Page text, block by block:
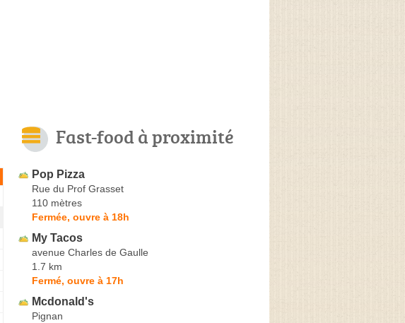
Fast-food à proximité
Pop Pizza
Rue du Prof Grasset
110 mètres
Fermée, ouvre à 18h
My Tacos
avenue Charles de Gaulle
1.7 km
Fermé, ouvre à 17h
Mcdonald's
Pignan